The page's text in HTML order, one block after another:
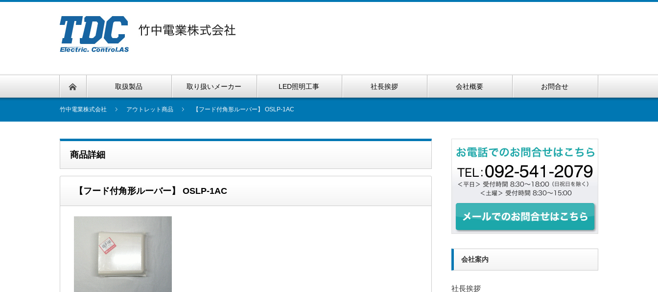
取扱製品 取り扱いメーカー LED照明工事 社長挨拶 会社概要 お問合せ
竹中電業株式会社 アウトレット商品 【フード付角形ルーバー】 OSLP-1AC
商品詳細
【フード付角形ルーバー】 OSLP-1AC
会社案内
社長挨拶